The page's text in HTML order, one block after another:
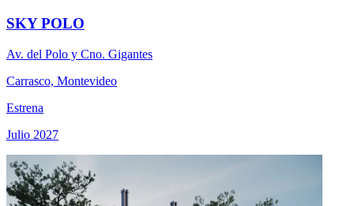
SKY POLO
Av. del Polo y Cno. Gigantes
Carrasco, Montevideo
Estrena
Julio 2027